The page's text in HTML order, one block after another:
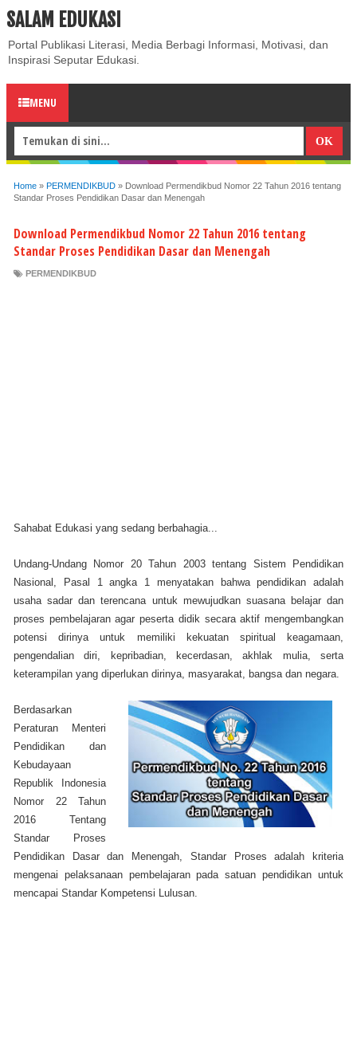
ABOUT CONTACT US
SALAM EDUKASI
Portal Publikasi Literasi, Media Berbagi Informasi, Motivasi, dan
Inspirasi Seputar Edukasi.
MENU
Home » PERMENDIKBUD » Download Permendikbud Nomor 22 Tahun 2016 tentang
Standar Proses Pendidikan Dasar dan Menengah
Download Permendikbud Nomor 22 Tahun 2016 tentang
Standar Proses Pendidikan Dasar dan Menengah
PERMENDIKBUD
Sahabat Edukasi yang sedang berbahagia...
Undang-Undang Nomor 20 Tahun 2003 tentang Sistem Pendidikan
Nasional, Pasal 1 angka 1 menyatakan bahwa pendidikan adalah
usaha sadar dan terencana untuk mewujudkan suasana belajar dan
proses pembelajaran agar peserta didik secara aktif mengembangkan
potensi dirinya untuk memiliki kekuatan spiritual keagamaan,
pengendalian diri, kepribadian, kecerdasan, akhlak mulia, serta
keterampilan yang diperlukan dirinya, masyarakat, bangsa dan negara.
Berdasarkan
Peraturan Menteri
Pendidikan dan
Kebudayaan
Republik Indonesia
Nomor 22 Tahun
2016 Tentang
Standar Proses
Pendidikan Dasar dan Menengah, Standar Proses adalah kriteria
mengenai pelaksanaan pembelajaran pada satuan pendidikan untuk
mencapai Standar Kompetensi Lulusan.